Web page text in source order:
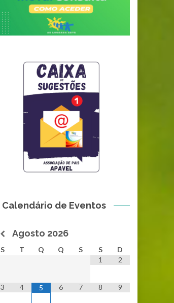
Calendário de Eventos
Agosto 2026
S T Q Q S S
D
1
2
3 4 5 6 7 8 9